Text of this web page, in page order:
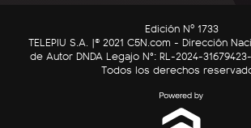
C5N Autos
RatingCero
Edición Nº 1733
TELEPIU S.A. |© 2021 C5N.com - Dirección
de Autor DNDA Legajo N°: RL-2024-
Todos los derechos